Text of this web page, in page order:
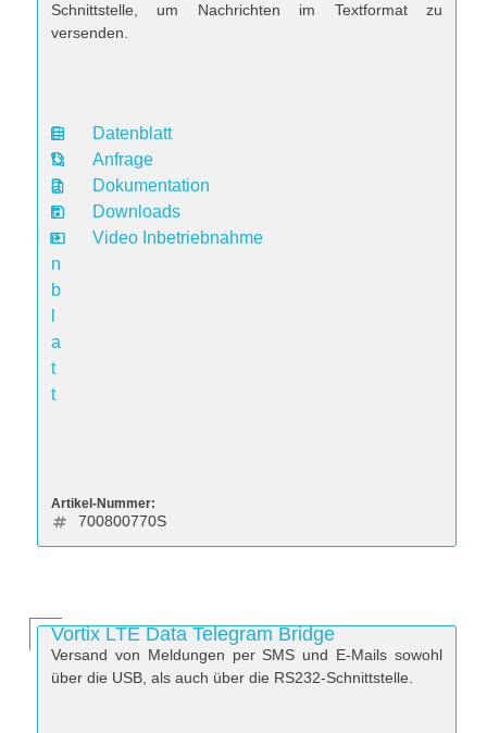
Schnittstelle, um Nachrichten im Textformat zu
versenden.
D
a
t
e
n
b
a
t
t
Datenblatt
Anfrage
Dokumentation
Downloads
Video Inbetriebnahme
Artikel-Nummer:
700800770S
Vortix LTE Data Telegram Bridge
Versand von Meldungen per SMS und E-Mails sowohl
über die USB, als auch über die RS232-Schnittstelle.